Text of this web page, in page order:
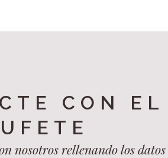
CON EL
nosotros rellenando los datos